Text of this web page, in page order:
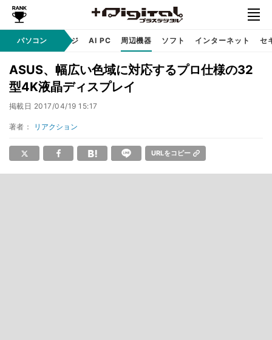
パソコン
自作 / テクノロジ AI PC 周辺機器 ソフト インターネット セ
ASUS、幅広い色域に対応するプロ仕様の32
型4K液晶ディスプレイ
掲載日 2017/04/19 15:17
著者： リアクション
URLをコピー